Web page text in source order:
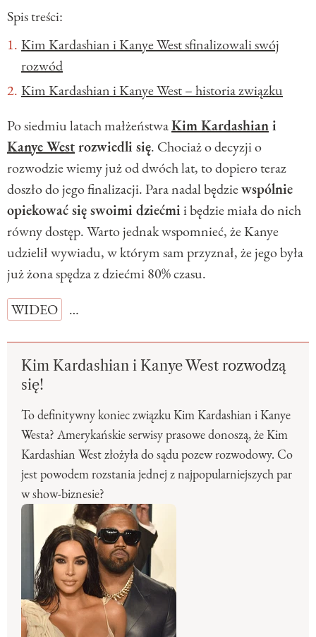
Spis treści:
Kim Kardashian i Kanye West sfinalizowali swój
rozwód
Kim Kardashian i Kanye West – historia związku
Po siedmiu latach małżeństwaKim Kardashiani
Kanye Westrozwiedli się. Chociaż o decyzji o
rozwodzie wiemy już od dwóch lat, to dopiero teraz
doszło do jego finalizacji. Para nadal będziewspólnie
opiekować się swoimi dziećmii będzie miała do nich
równy dostęp. Warto jednak wspomnieć, że Kanye
udzielił wywiadu, w którym sam przyznał, że jego była
już żona spędza z dziećmi 80% czasu.
WIDEO
…
Kim Kardashian i Kanye West rozwodzą
się!
To definitywny koniec związku Kim Kardashian i Kanye
Westa? Amerykańskie serwisy prasowe donoszą, że Kim
Kardashian West złożyła do sądu pozew rozwodowy. Co
jest powodem rozstania jednej z najpopularniejszych par
w show-biznesie?